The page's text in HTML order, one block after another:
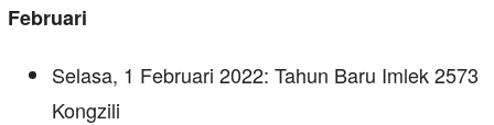
Februari
Selasa, 1 Februari 2022: Tahun Baru Imlek 2573
Kongzili